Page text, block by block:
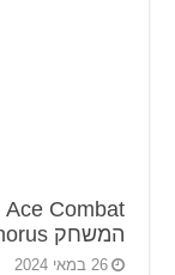
המשחק Chorus
26 במאי 2024